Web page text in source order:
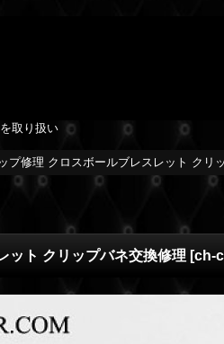
取り扱い
プ修理 クロスボールブレスレット クリ
ット クリップバネ交換修理 [ch-